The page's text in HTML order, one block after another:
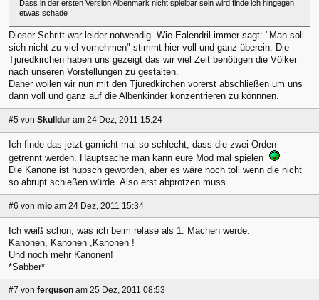
Dass in der ersten Version Albenmark nicht spielbar sein wird finde ich hingegen
etwas schade
Dieser Schritt war leider notwendig. Wie Ealendril immer sagt: "Man soll
sich nicht zu viel vornehmen" stimmt hier voll und ganz überein. Die
Tjuredkirchen haben uns gezeigt das wir viel Zeit benötigen die Völker
nach unseren Vorstellungen zu gestalten.
Daher wollen wir nun mit den Tjuredkirchen vorerst abschließen um uns
dann voll und ganz auf die Albenkinder konzentrieren zu könnnen.
#5 von Skulldur am 24 Dez, 2011 15:24
Ich finde das jetzt garnicht mal so schlecht, dass die zwei Orden
getrennt werden. Hauptsache man kann eure Mod mal spielen
Die Kanone ist hüpsch geworden, aber es wäre noch toll wenn die nicht
so abrupt schießen würde. Also erst abprotzen muss.
#6 von mio am 24 Dez, 2011 15:34
Ich weiß schon, was ich beim relase als 1. Machen werde:
Kanonen, Kanonen ,Kanonen !
Und noch mehr Kanonen!
*Sabber*
#7 von ferguson am 25 Dez, 2011 08:53